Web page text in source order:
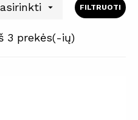
 FILTRUOTI
3 prekės(-ių)